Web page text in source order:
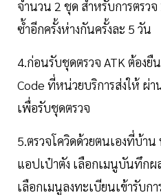
จำนวน 2 ชุด สำหรับการตรว
ซ้ำอีกครั้งห่างกันครั้งละ 5 วัน
4.ก่อนรับชุดตรวจ ATK ต้องยื
Code ที่หน่วยบริการส่งให้ ผ่
เพื่อรับชุดตรวจ
5.ตรวจโควิดด้วยตนเองที่บ้า
แอปเป๋าตัง เลือกเมนูบันทึก
เลือกเมนูลงทะเบียนเข้ารับ